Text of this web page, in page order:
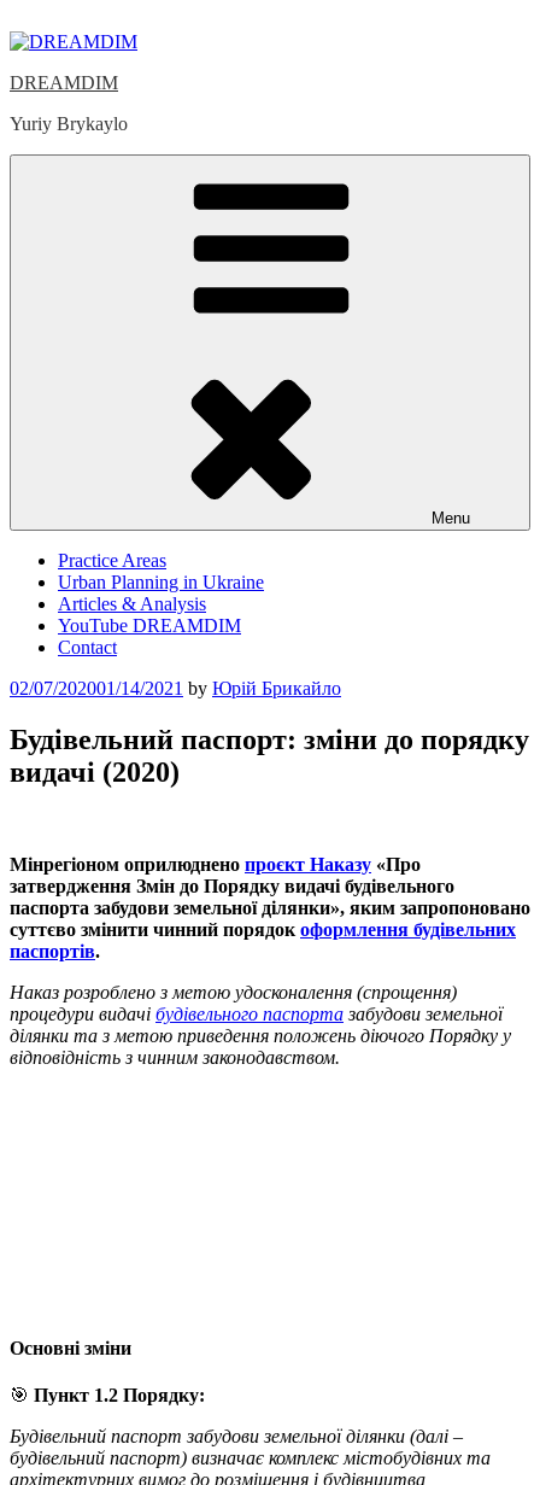
to
DREAMDIM
Yuriy Brykaylo
Menu
Practice Areas
Urban Planning in Ukraine
Articles & Analysis
YouTube DREAMDIM
Contact
Posted
02/07/202001/14/2021 by Юрій Брикайло
Будівельний паспорт: зміни до порядку
видачі (2020)
Мінрегіоном оприлюднено проєкт Наказу «Про
затвердження Змін до Порядку видачі будівельного
паспорта забудови земельної ділянки», яким запропоновано
суттєво змінити чинний порядок оформлення будівельних
паспортів.
Наказ розроблено з метою удосконалення (спрощення)
процедури видачі будівельного паспортазабудови земельної
ділянки та з метою приведення положень діючого Порядку у
відповідність з чинним законодавством.
Основні зміни
🎯 Пункт 1.2 Порядку:
Будівельний паспорт забудови земельної ділянки (далі –
будівельний паспорт) визначає комплекс містобудівних та
архітектурних вимог до розміщення і будівництва